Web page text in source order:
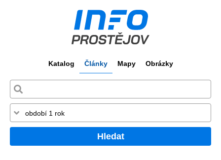
Katalog Články Mapy Obrázky
Hledat